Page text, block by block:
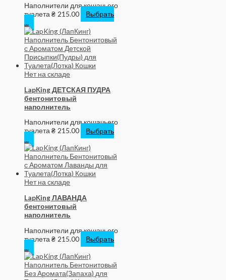
Наполнители для кошачьего
туалета ₴ 215.00
Выбрать
...
Нет на складе
LapKing ДЕТСКАЯ ПУДРА
бентонитовый
наполнитель
Наполнители для кошачьего
туалета ₴ 215.00
Выбрать
Нет на складе
LapKing ЛАВАНДА
бентонитовый
наполнитель
Наполнители для кошачьего
туалета ₴ 215.00
Выбрать
...